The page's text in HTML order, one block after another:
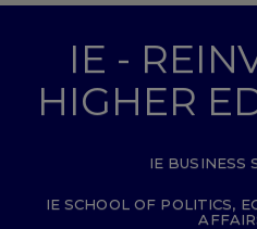
IE -
HIGHER
IE BUSINESS
IE SCHOOL OF POLITICS,